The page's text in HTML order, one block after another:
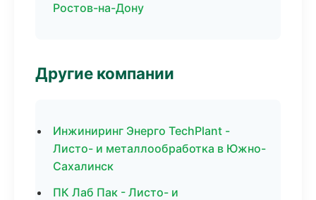
Ростов-на-Дону
Другие компании
Инжиниринг Энерго TechPlant -
Листо- и металлообработка в Южно-
Сахалинск
ПК Лаб Пак - Листо- и